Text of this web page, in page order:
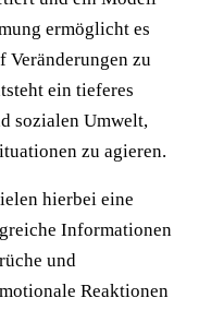
ermöglicht es
Veränderungen zu
ein tieferes
sozialen Umwelt,
zu agieren.
hierbei eine
Informationen
und
Reaktionen